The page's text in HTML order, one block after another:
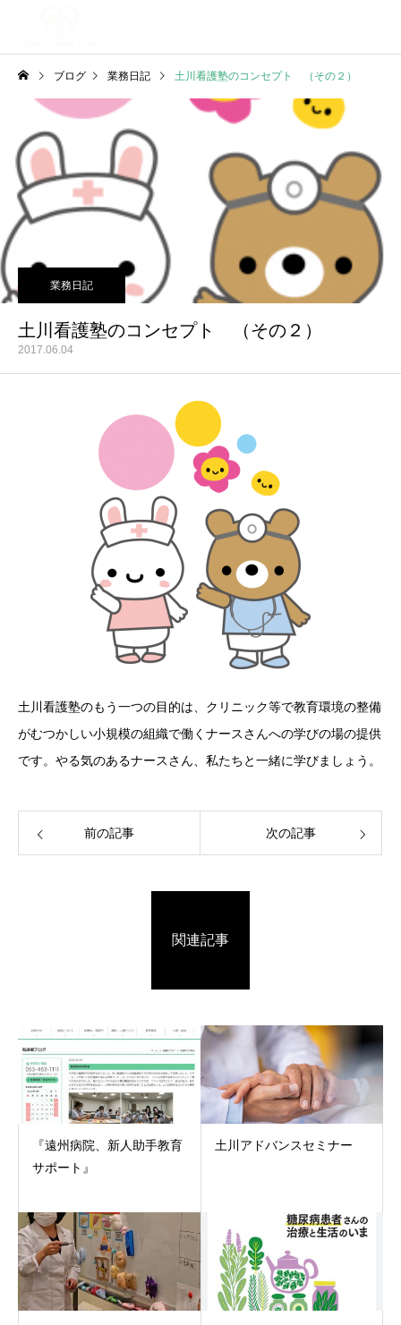
ブログ 業務日記 土川看護塾のコンセプト （その２）
業務日記
土川看護塾のコンセプト （その２）
2017.06.04
土川看護塾のもう一つの目的は、クリニック等で教育環境の整備
がむつかしい小規模の組織で働くナースさんへの学びの場の提供
です。やる気のあるナースさん、私たちと一緒に学びましょう。
前の記事 次の記事
関連記事
『遠州病院、新人助手教育
サポート』
土川アドバンスセミナー